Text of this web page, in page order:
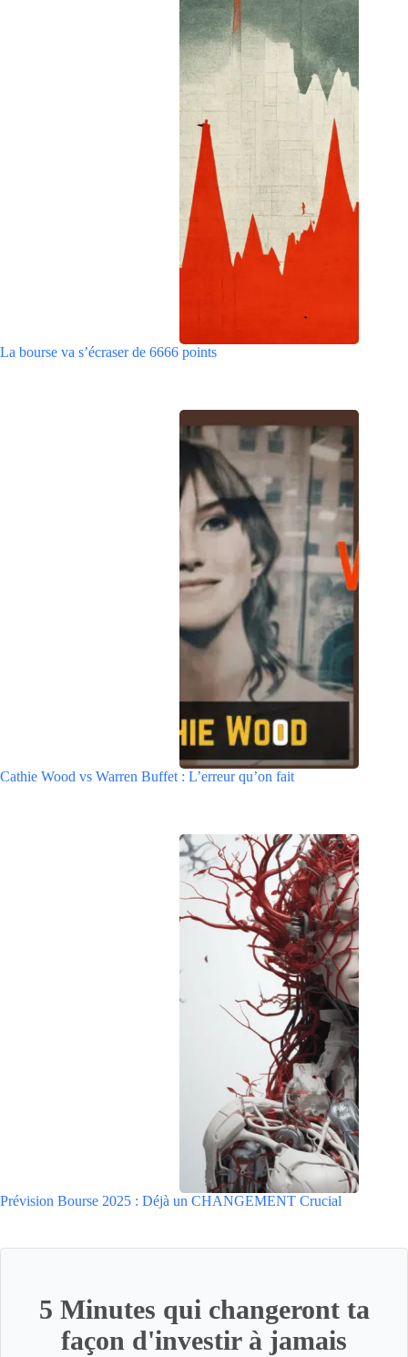
La bourse va s’écraser de 6666 points
Cathie Wood vs Warren Buffet : L’erreur qu’on fait
Prévision Bourse 2025 : Déjà un CHANGEMENT Crucial
5 Minutes qui changeront ta
façon d'investir à jamais